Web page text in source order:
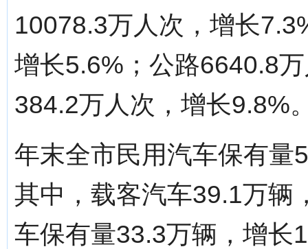
10078.3万人次，增长
增长5.6%；公路6640.8
384.2万人次，增长9.8%
年末全市民用汽车保有量
其中，载客汽车39.1万辆
车保有量33.3万辆，增长